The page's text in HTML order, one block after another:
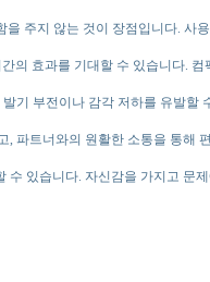
주지 않는 것이 장점입니다. 사
의 효과를 기대할 수 있습니다.
기 부전이나 감각 저하를 유발할
파트너와의 원활한 소통을 통해
있습니다. 자신감을 가지고 문